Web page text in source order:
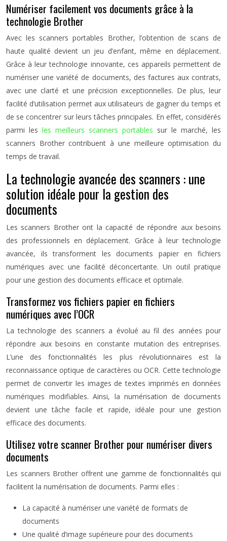
Numériser facilement vos documents grâce à la
technologie Brother
Avec les scanners portables Brother, l’obtention de scans de
haute qualité devient un jeu d’enfant, même en déplacement.
Grâce à leur technologie innovante, ces appareils permettent de
numériser une variété de documents, des factures aux contrats,
avec une clarté et une précision exceptionnelles. De plus, leur
facilité d’utilisation permet aux utilisateurs de gagner du temps et
de se concentrer sur leurs tâches principales. En effet, considérés
parmi les les meilleurs scanners portables sur le marché, les
scanners Brother contribuent à une meilleure optimisation du
temps de travail.
La technologie avancée des scanners : une
solution idéale pour la gestion des
documents
Les scanners Brother ont la capacité de répondre aux besoins
des professionnels en déplacement. Grâce à leur technologie
avancée, ils transforment les documents papier en fichiers
numériques avec une facilité déconcertante. Un outil pratique
pour une gestion des documents efficace et optimale.
Transformez vos fichiers papier en fichiers
numériques avec l’OCR
La technologie des scanners a évolué au fil des années pour
répondre aux besoins en constante mutation des entreprises.
L’une des fonctionnalités les plus révolutionnaires est la
reconnaissance optique de caractères ou OCR. Cette technologie
permet de convertir les images de textes imprimés en données
numériques modifiables. Ainsi, la numérisation de documents
devient une tâche facile et rapide, idéale pour une gestion
efficace des documents.
Utilisez votre scanner Brother pour numériser divers
documents
Les scanners Brother offrent une gamme de fonctionnalités qui
facilitent la numérisation de documents. Parmi elles :
La capacité à numériser une variété de formats de
documents
Une qualité d’image supérieure pour des documents